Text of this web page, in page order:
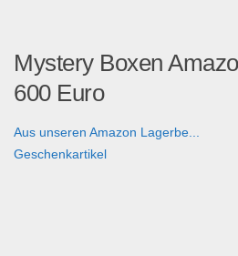
Mystery Boxen
600 Euro
Aus unseren Amazon Lagerbe...
Geschenkartikel